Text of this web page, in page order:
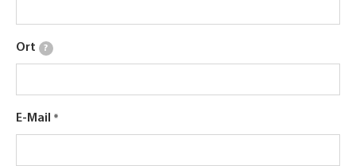
Ort ?
E-Mail